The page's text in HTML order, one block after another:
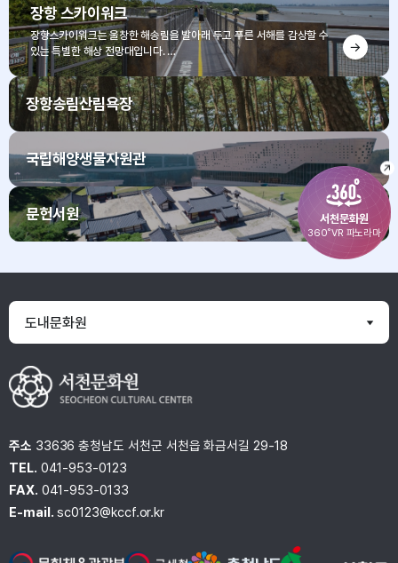
장항 스카이워크
장항스카이워크는 울창한 해송림을 발아래 두고 푸른 서해를 감상할 수
있는 특별한 해상 전망대입니다.
높이 15m, 길이 250m의 아찔한 길을 걸으며, 장엄했던 기벌포 해전의
역사적 순간을 마음 깊이 느껴보세요.
100년이 넘은 해송들이 뿜어내는 싱그러운 솔향기와 눈부신 서해 바다,
그리고 금강 하구의 비경이 어우러져 일상에 완벽한 '자연의 쉼표'를 선물
합니다.
장항송림산림욕장
국립해양생물자원관
문헌서원 서천문화원
360˚VR 파노라마
주소 33636 충청남도 서천군 서천읍 화금서길 29-18
TEL. 041-953-0123
FAX. 041-953-0133
E-mail. sc0123@kccf.or.kr
도내문화원